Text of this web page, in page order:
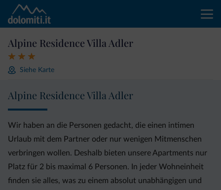
Alpine Residence Villa Adler
Siehe Karte
Alpine Residence Villa Adler
Wir haben an die Personen gedacht, die einen intimen
Urlaub mit dem Partner oder nur wenigen Mitmenschen
verbringen wollen. Deshalb bieten unsere Apartments nur
Platz für 2 bis maximal 6 Personen. In jeder Wohneinheit
finden sie alles, was zu einem absolut unabhängigen und